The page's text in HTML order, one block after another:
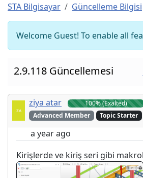
STA Bilgisayar Güncelleme Bilgisi
Welcome Guest! To enable all
2.9.118 Güncellemesi
ziya atar
100% (Exalted)
Advanced Member
Topic Starter
a year ago
Kirişlerde ve kiriş seri gibi